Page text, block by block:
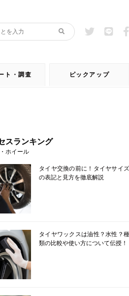
ト・調査 ピックアップ
スランキング
ホイール
タイヤ交換の前に！タイヤサイズ
の表記と見方を徹底解説
タイヤワックスは油性？水性？種
類の比較や使い方について伝授！